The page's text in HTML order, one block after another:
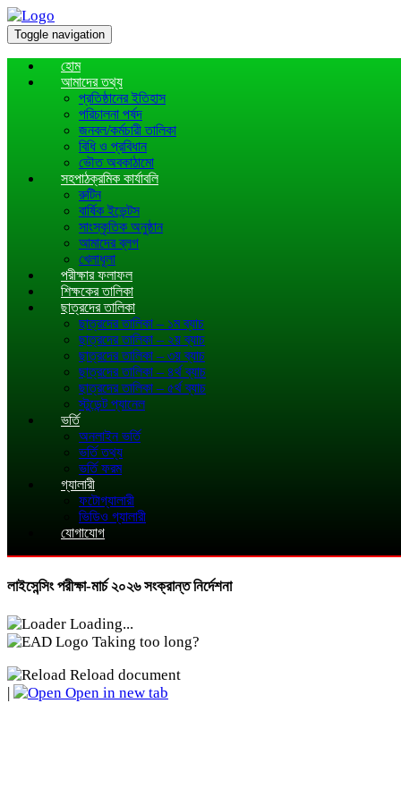
Toggle navigation
হোম
আমাদের তথ্য
প্রতিষ্ঠানের ইতিহাস
পরিচালনা পর্ষদ
জনবল/কর্মচারী তালিকা
বিধি ও প্রবিধান
ভৌত অবকাঠামো
সহপাঠক্রমিক কার্যাবলি
রুটিন
বার্ষিক ইভেন্টস
সাংস্কৃতিক অনুষ্ঠান
আমাদের ব্লগ
খেলাধূলা
পরীক্ষার ফলাফল
শিক্ষকের তালিকা
ছাত্রদের তালিকা
ছাত্রদের তালিকা – ১ম ব্যাচ
ছাত্রদের তালিকা – ২য় ব্যাচ
ছাত্রদের তালিকা – ৩য় ব্যাচ
ছাত্রদের তালিকা – ৪র্থ ব্যাচ
ছাত্রদের তালিকা – ৫র্থ ব্যাচ
স্টুডেন্ট প্যানেল
ভর্তি
অনলাইন ভর্তি
ভর্তি তথ্য
ভর্তি ফরম
গ্যালারী
ফটোগ্যালারী
ভিডিও গ্যালারী
যোগাযোগ
লাইসেন্সিং পরীক্ষা-মার্চ ২০২৬ সংক্রান্ত নির্দেশনা
Loading...
Taking too long?
Reload document
Open in new tab